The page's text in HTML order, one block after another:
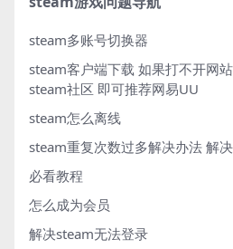
steam多账号切换器
steam客户端下载 如果打不开网
steam社区 即可推荐网易UU
steam怎么离线
steam重复次数过多解决办法 解
必看教程
怎么成为会员
解决steam无法登录